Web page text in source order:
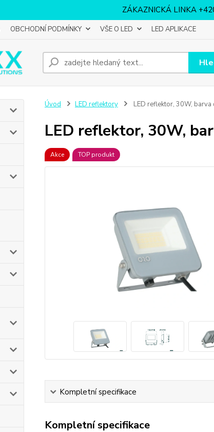
ZÁKAZNICKÁ LINKA
OBCHODNÍ PODMÍNKY VŠE O LED LED APLIKACE
Úvod LED reflektory LED reflektor, 30W,
LED reflektor, 30W,
Akce TOP produkt
Kompletní specifikace
Kompletní specifikace